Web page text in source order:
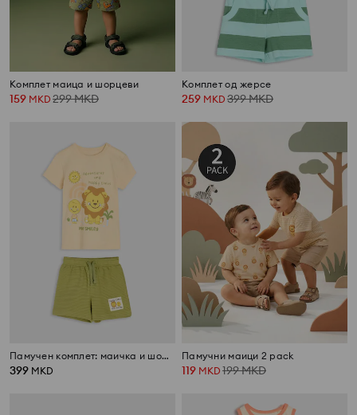
Комплет маица и шорцеви
159 MKD 299MKD
Комплет од жерсе
259 MKD 399MKD
Памучен комплет: маичка и шорцеви Mini Smiley®
399 MKD
Памучни маици 2 pack
119 MKD 199MKD